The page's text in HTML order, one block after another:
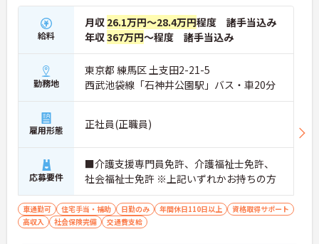
給料
月収 26.1万円～28.4万円程度 諸手当込み
年収367万円～程度 諸手当込み
勤務地
東京都 練馬区 土支田2-21-5
西武池袋線「石神井公園駅」バス・車20分
雇用形態 正社員(正職員)
応募要件
■介護支援専門員免許、介護福祉士免許、
社会福祉士免許 ※上記いずれかお持ちの方
車通勤可 住宅手当・補助 日勤のみ 年間休日110日以上
資格取得サポート
高収入
社会保険完備 交通費支給